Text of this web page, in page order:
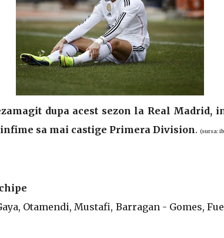
dupa acest sezon la Real Madrid,
sa mai castige Primera Division. (sursa:
Otamendi, Mustafi, Barragan - Gomes,